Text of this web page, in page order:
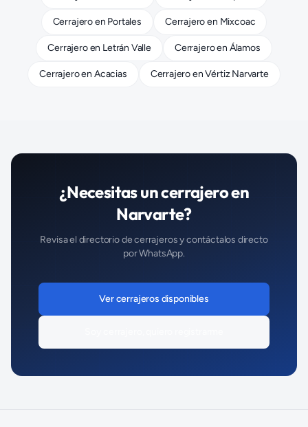
Cerrajeroen Portales Cerrajeroen Mixcoac
Cerrajeroen Letrán Valle Cerrajeroen Álamos
Cerrajeroen Acacias CerrajeroenVértiz Narvarte
¿Necesitas uncerrajeroen
Narvarte?
Revisa el directorio decerrajerosy contáctalos directo
por WhatsApp.
Vercerrajeros disponibles